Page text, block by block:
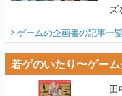
ゲームの企画書の記事一覧
若ゲのいたり〜ゲー
田